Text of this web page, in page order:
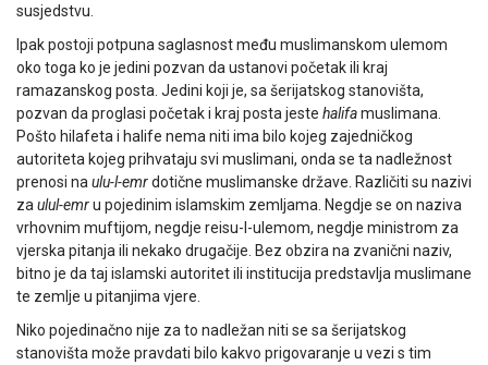
susjedstvu.
Ipak postoji potpuna saglasnost među muslimanskom ulemom
oko toga ko je jedini pozvan da ustanovi početak ili kraj
ramazanskog posta. Jedini koji je, sa šerijatskog stanovišta,
pozvan da proglasi početak i kraj posta jeste halifamuslimana.
Pošto hilafeta i halife nema niti ima bilo kojeg zajedničkog
autoriteta kojeg prihvataju svi muslimani, onda se ta nadležnost
prenosi naulu-l-emrdotične muslimanske države. Različiti su nazivi
zaulul-emru pojedinim islamskim zemljama. Negdje se on naziva
vrhovnim muftijom, negdje reisu-l-ulemom, negdje ministrom za
vjerska pitanja ili nekako drugačije. Bez obzira na zvanični naziv,
bitno je da taj islamski au­toritet ili institucija predstavlja muslimane
te zemlje u pitanjima vjere.
Niko pojedinačno nije za to nadležan niti se sa šerijatskog
stanovišta može pravdati bilo kakvo prigovaranje u vezi s tim